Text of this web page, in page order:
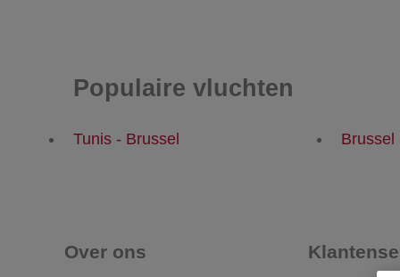
Populaire vluchten
Tunis - Brussel Brussel
Over ons